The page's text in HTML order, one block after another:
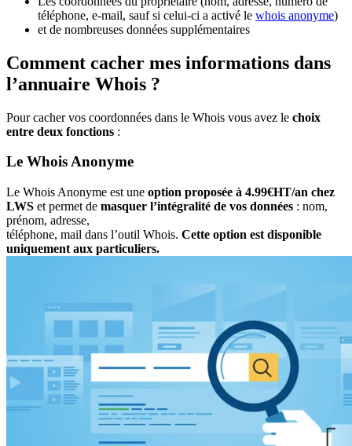
téléphone, e-mail, sauf si celui-ci a activé le whois anonyme)
et de nombreuses données supplémentaires
Comment cacher mes informations dans
l’annuaire Whois ?
Pour cacher vos coordonnées dans le Whois vous avez le choix
entre deux fonctions :
Le Whois Anonyme
Le Whois Anonyme est une option proposée à 4.99€HT/an chez
LWS et permet de masquer l’intégralité de vos données : nom,
prénom, adresse,
téléphone, mail dans l’outil Whois. Cette option est disponible
uniquement aux particuliers.